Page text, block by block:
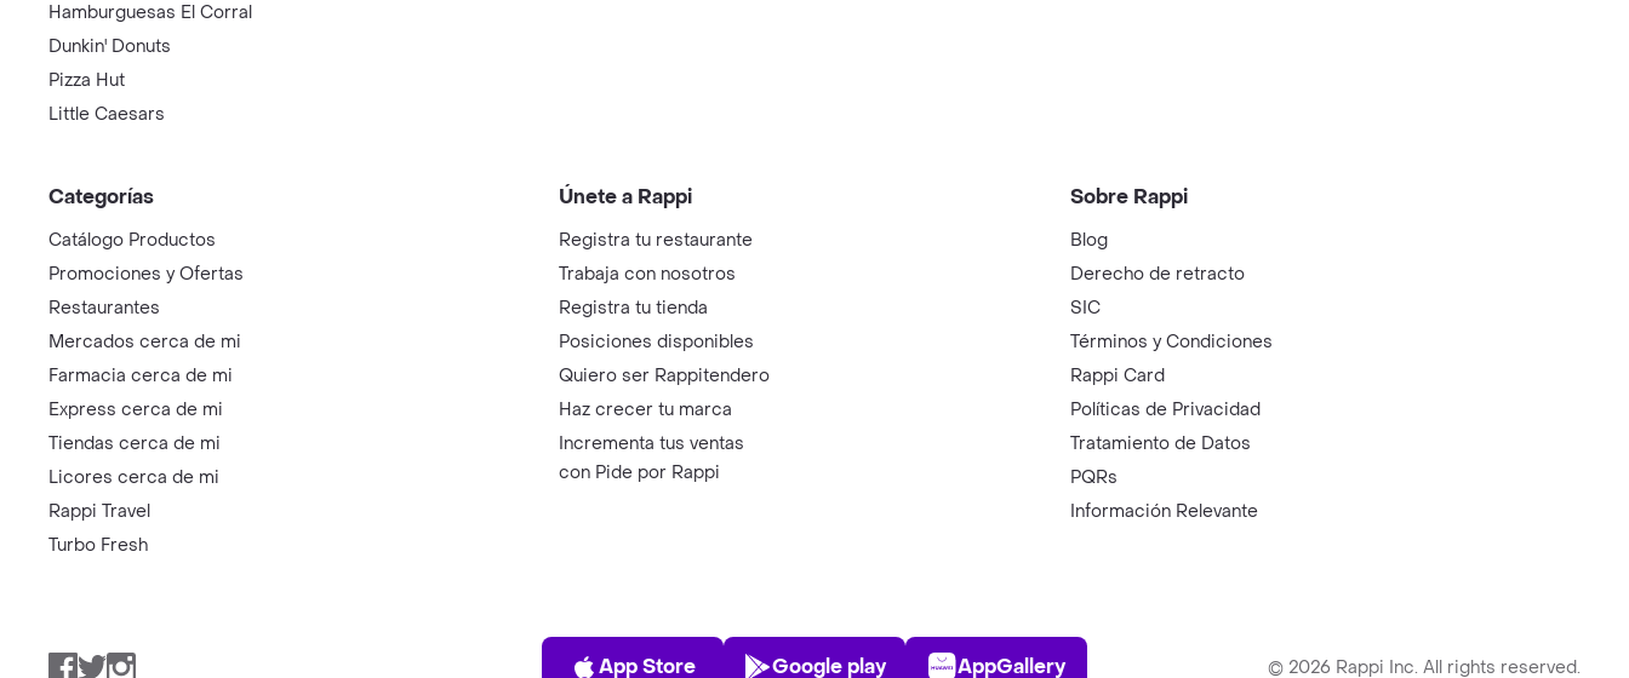
Hamburguesas El Corral
Dunkin' Donuts
Pizza Hut
Little Caesars
Categorías
Catálogo Productos
Promociones y Ofertas
Restaurantes
Mercados cerca de mi
Farmacia cerca de mi
Express cerca de mi
Tiendas cerca de mi
Licores cerca de mi
Rappi Travel
Turbo Fresh
Únete a Rappi
Registra tu restaurante
Trabaja con nosotros
Registra tu tienda
Posiciones disponibles
Quiero ser Rappitendero
Haz crecer tu marca
Incrementa tus ventas
con Pide por Rappi
Sobre Rappi
Blog
Derecho de retracto
SIC
Términos y Condiciones
Rappi Card
Políticas de Privacidad
Tratamiento de Datos
PQRs
Información Relevante
Facebook
TwitterInstagram
App Store
App Store
Play Store
Google play
AppGallery
AppGallery © 2026 Rappi Inc. All rights reserved.